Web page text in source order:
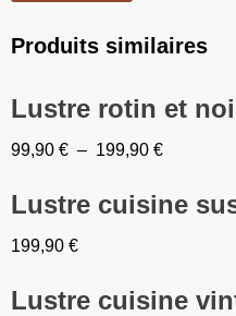
Produits similaires
Lustre rotin et
99,90 € – 199,90 €
Lustre cuisine
199,90 €
Lustre cuisine